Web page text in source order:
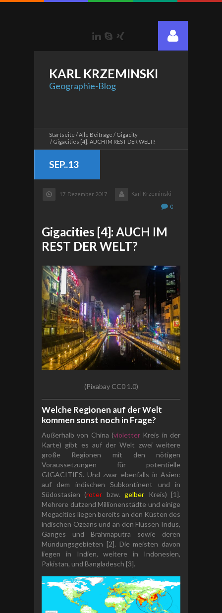
LinkedIn
Skype
KARL KRZEMINSKI
Geographie-Blog
Startseite Alle Beiträge
Gigacity
Gigacities [4]: AUCH IM REST DER WELT?
SEP..13
17. Dezember 2017
Karl Krzeminski
0
Gigacities [4]: AUCH IM
REST DER WELT?
(Pixabay CC0 1.0)
Welche Regionen auf der Welt
kommen sonst noch in Frage?
Außerhalb von China (violetter Kreis in der
Karte) gibt es auf der Welt zwei weitere
große Regionen mit den nötigen
Voraussetzungen für potentielle
GIGACITIES. Und zwar ebenfalls in Asien:
auf dem indischen Subkontinent und in
Südostasien (roter bzw. gelber Kreis) [1].
Mehrere dutzend Millionenstädte und einige
Megacities liegen bereits an den Küsten des
indischen Ozeans und an den Flüssen Indus,
Ganges und Brahmaputra sowie deren
Mündungsgebieten [2]. Die meisten davon
liegen in Indien, weitere in Indonesien,
Pakistan, und Bangladesch [3].